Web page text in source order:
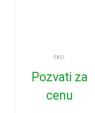
SKU:
Pozvati za
cenu